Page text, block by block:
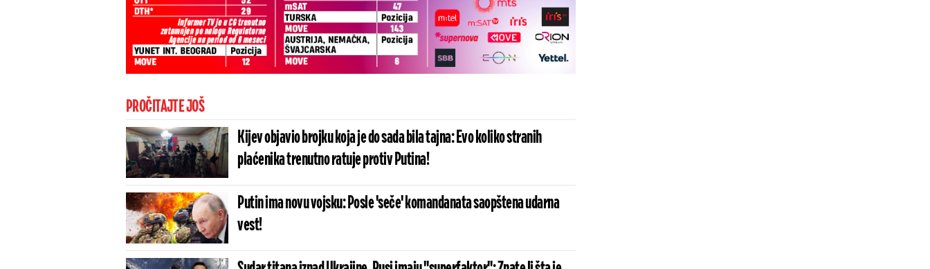
PROČITAJTE JOŠ
Kijev objavio brojku koja je do sada bila tajna: Evo koliko stranih
plaćenika trenutno ratuje protiv Putina!
Putin ima novu vojsku: Posle 'seče' komandanata saopštena udarna
vest!